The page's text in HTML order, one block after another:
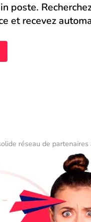
poste.
et recevez
réseau de